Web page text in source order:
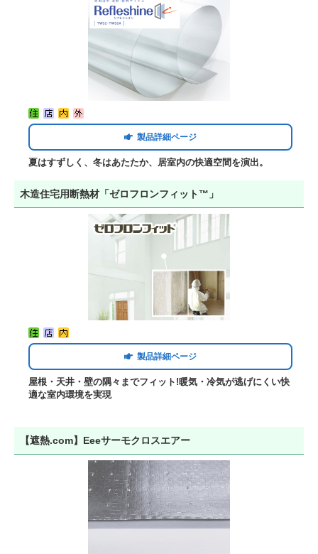
製品詳細ページ
夏はすずしく、冬はあたたか、居室内の快適空間を演出。
木造住宅用断熱材「ゼロフロンフィット™」
製品詳細ページ
屋根・天井・壁の隅々までフィット!暖気・冷気が逃げにくい快
適な室内環境を実現
【遮熱.com】Eeeサーモクロスエアー